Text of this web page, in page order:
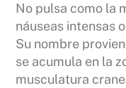
No pulsa como la
náuseas intensas
Su nombre
se acumula en la
musculatura